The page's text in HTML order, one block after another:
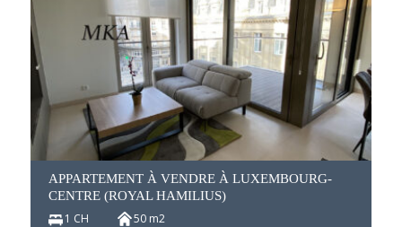
APPARTEMENT À VENDRE À LUXEMBOURG-
CENTRE (ROYAL HAMILIUS)
1 CH 50 m2